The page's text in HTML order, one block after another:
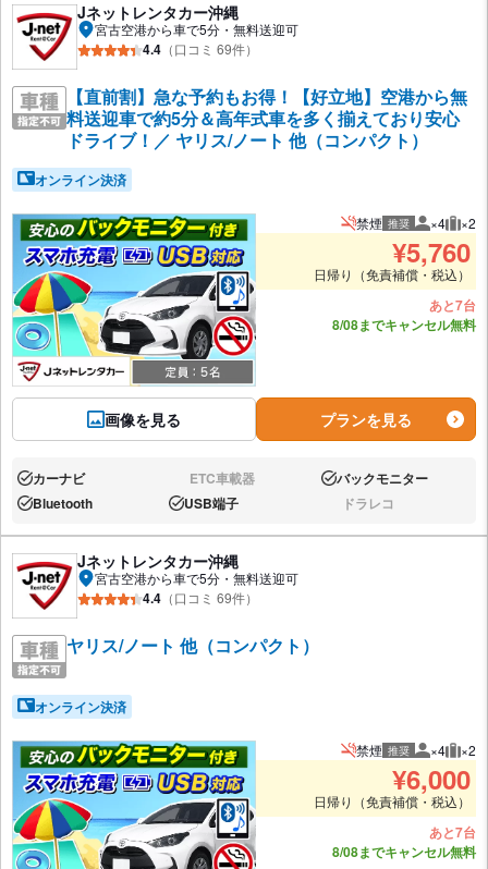
Jネットレンタカー沖縄
宮古空港から車で5分・無料送迎可
4.4 （口コミ 69件）
【直前割】急な予約もお得！【好立地】空港から無
料送迎車で約5分＆高年式車を多く揃えており安心
ドライブ！／ ヤリス/ノート 他（コンパクト）
オンライン決済
画像を見る
禁煙 推奨 推奨人数
×4 推
×2
¥5,760
日帰り（免責補償・税込）
あと7台
8/08までキャンセル無料
プランを見る
あり:カーナビ なし:ETC車載器 あり:バックモニター
あり:Bluetooth あり:USB端子 なし:ドラレコ
Jネットレンタカー沖縄
宮古空港から車で5分・無料送迎可
4.4 （口コミ 69件）
ヤリス/ノート 他（コンパクト）
オンライン決済
禁煙 推奨 推奨人数
×4 推
×2
¥6,000
日帰り（免責補償・税込）
あと7台
8/08までキャンセル無料